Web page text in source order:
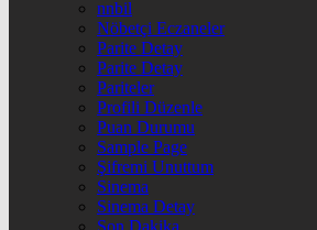
nnbil
Nöbetçi Eczaneler
Parite Detay
Parite Detay
Pariteler
Profili Düzenle
Puan Durumu
Sample Page
Şifremi Unuttum
Sinema
Sinema Detay